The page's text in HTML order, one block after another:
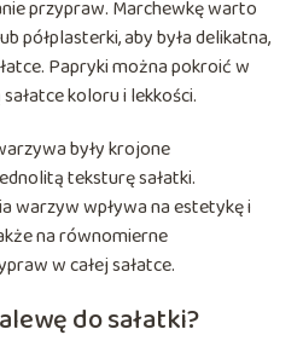
przypraw. Marchewkę warto
półplasterki, aby była delikatna,
Papryki można pokroić w
koloru i lekkości.
były krojone
teksturę sałatki.
warzyw wpływa na estetykę i
na równomierne
w całej sałatce.
do sałatki?